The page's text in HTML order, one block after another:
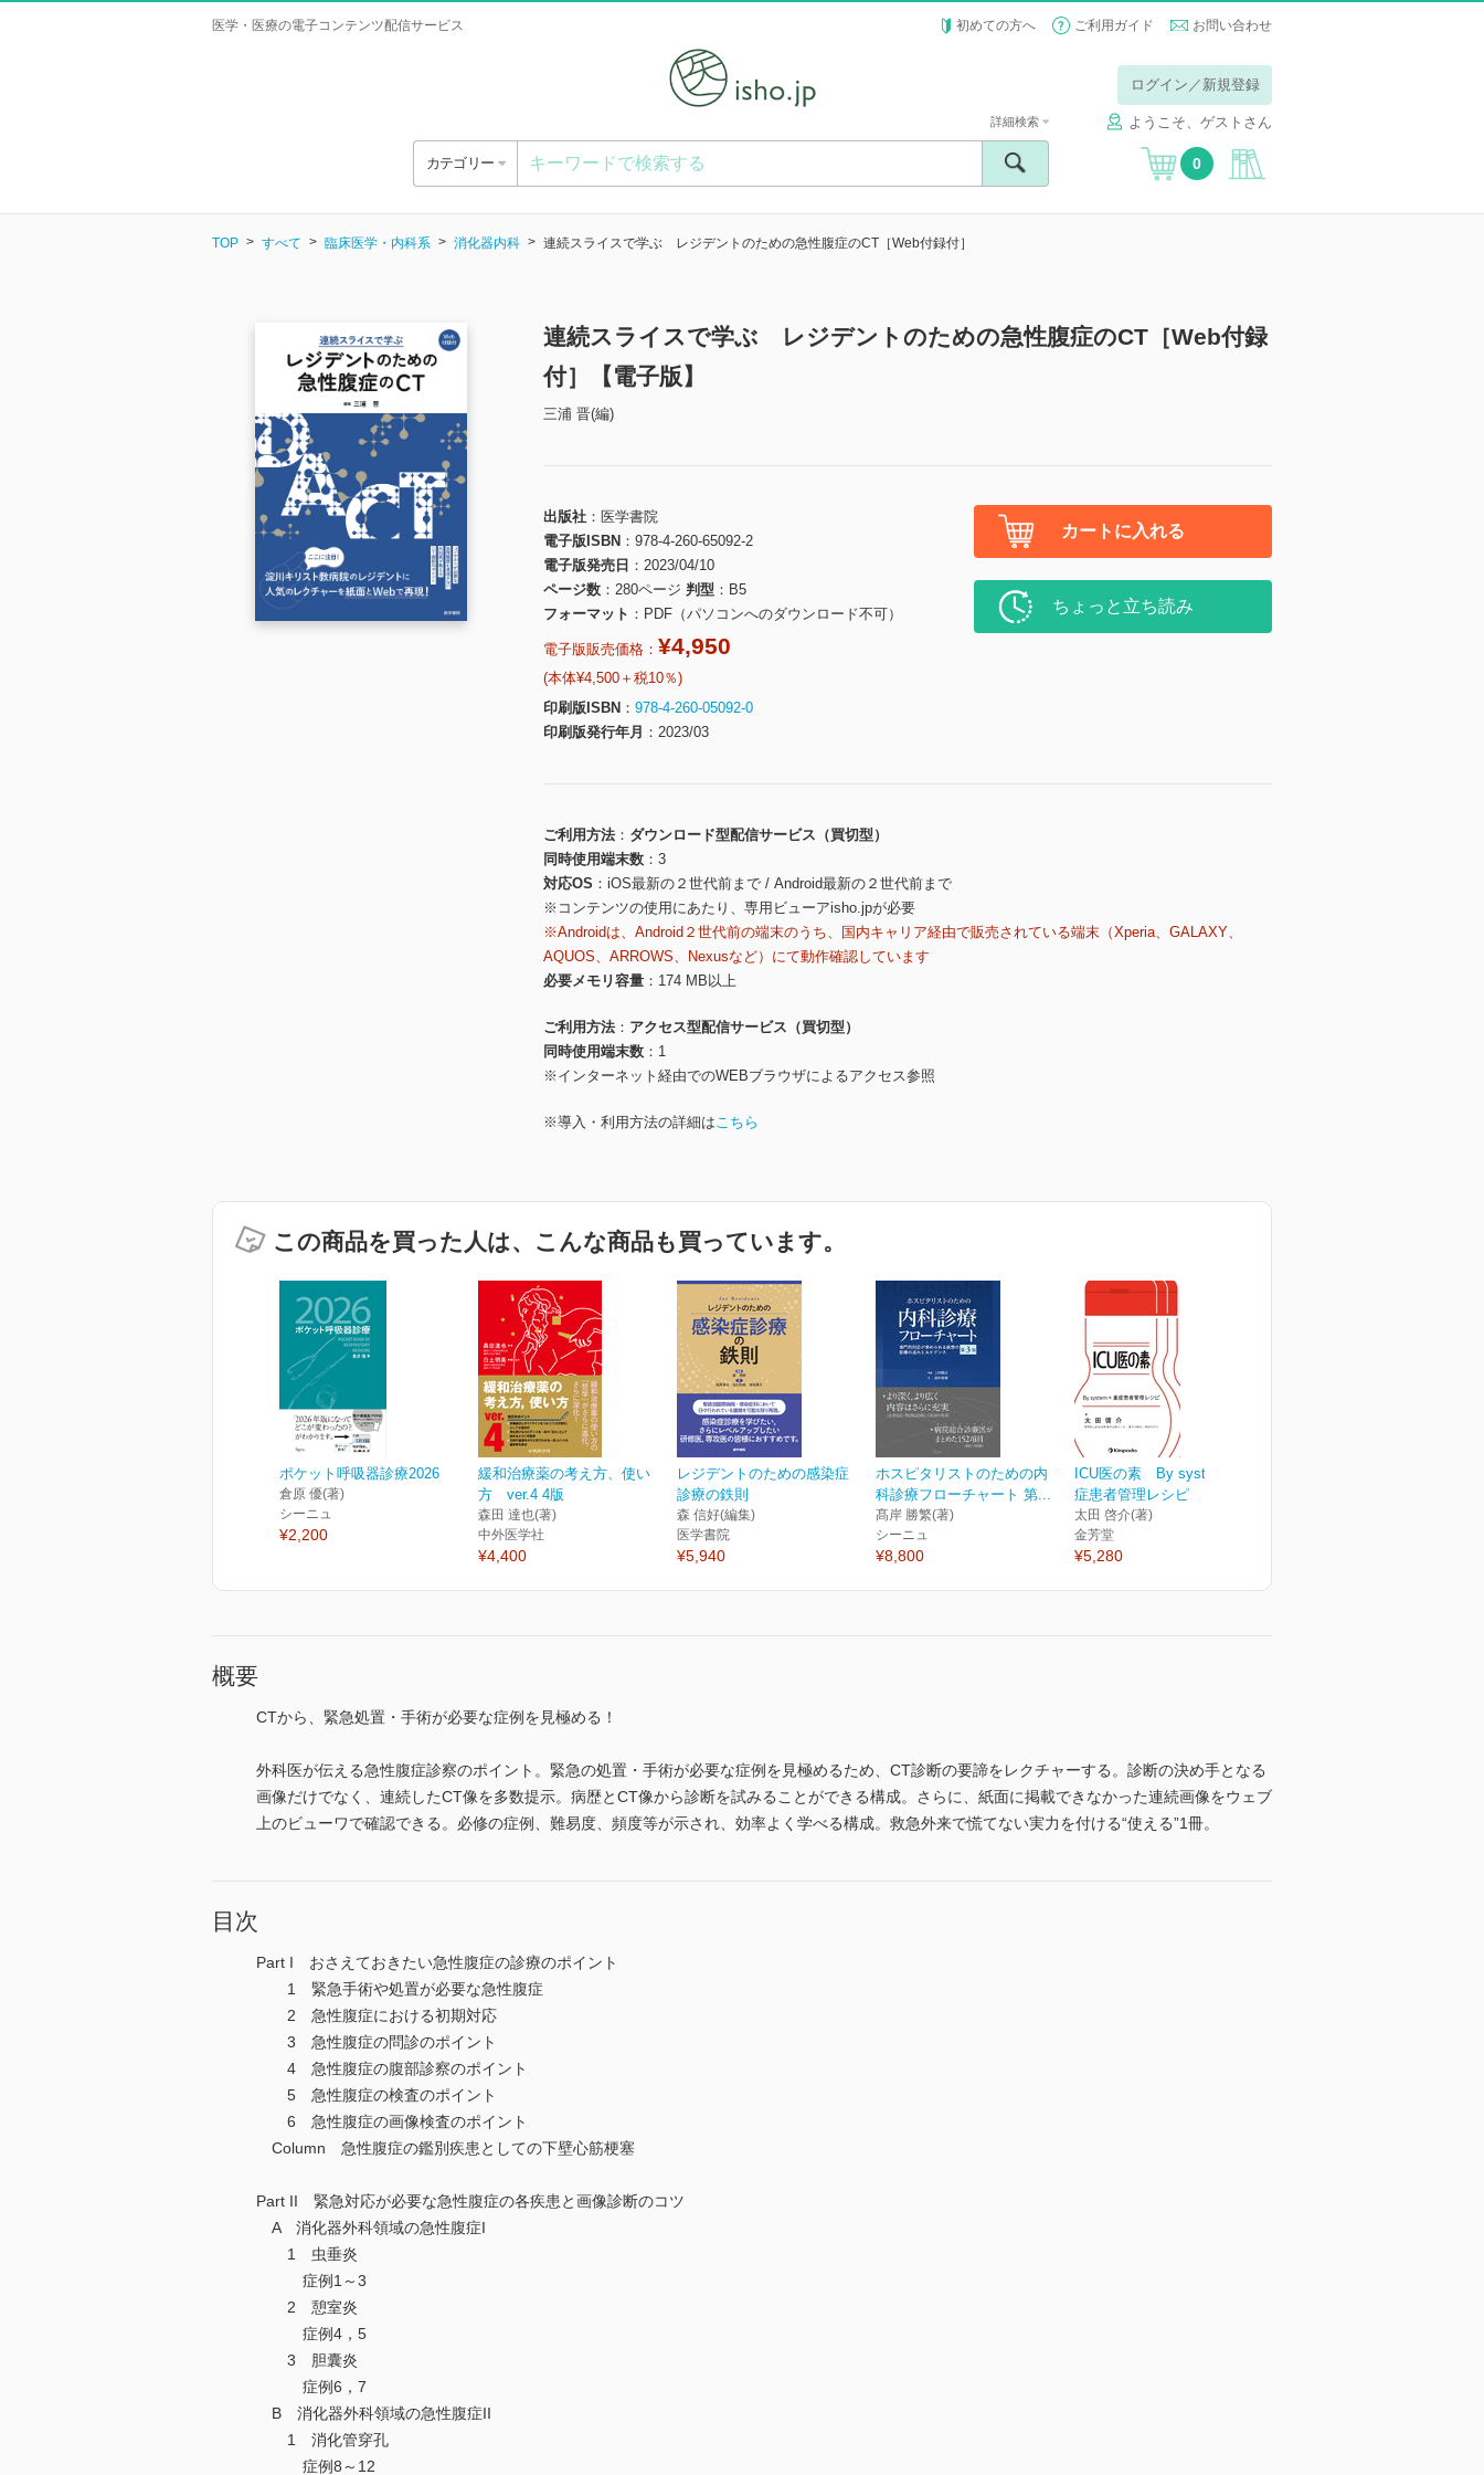
医学・医療の電子コンテンツ配信サービス 初めての方へ ご利用ガイド お問い合わせ
ログイン／新規登録
ようこそ、ゲストさん
カテゴリー
詳細検索
0
TOP すべて 臨床医学・内科系 消化器内科 連続スライスで学ぶ レジデントのための急性腹症のCT［Web付録付］
連続スライスで学ぶ レジデントのための急性腹症のCT［Web付録
付］【電子版】
三浦 晋(編)
出版社
医学書院
電子版ISBN
978-4-260-65092-2
電子版発売日
2023/04/10
ページ数
280ページ 判型
B5
フォーマット
PDF（パソコンへのダウンロード不可）
電子版販売価格： ¥4,950
(本体¥4,500＋税10％)
印刷版ISBN
978-4-260-05092-0
印刷版発行年月
2023/03
カートに入れる
ちょっと立ち読み
ご利用方法
ダウンロード型配信サービス（買切型）
同時使用端末数
3
対応OS
iOS最新の２世代前まで / Android最新の２世代前まで
※コンテンツの使用にあたり、専用ビューアisho.jpが必要
※Androidは、Android２世代前の端末のうち、国内キャリア経由で販売されている端末（Xperia、GALAXY、
AQUOS、ARROWS、Nexusなど）にて動作確認しています
必要メモリ容量
174 MB以上
ご利用方法
アクセス型配信サービス（買切型）
同時使用端末数
1
※インターネット経由でのWEBブラウザによるアクセス参照
※導入・利用方法の詳細はこちら
この商品を買った人は、こんな商品も買っています。
ポケット呼吸器診療2026
倉原 優(著)
シーニュ
¥2,200
緩和治療薬の考え方、使い
方 ver.4 4版
森田 達也(著)
中外医学社
¥4,400
レジデントのための感染症
診療の鉄則
森 信好(編集)
医学書院
¥5,940
ホスピタリストのための内
科診療フローチャート 第...
髙岸 勝繁(著)
シーニュ
¥8,800
ICU医の素 By system×重
症患者管理レシピ
太田 啓介(著)
金芳堂
¥5,280
概要
CTから、緊急処置・手術が必要な症例を見極める！
外科医が伝える急性腹症診察のポイント。緊急の処置・手術が必要な症例を見極めるため、CT診断の要諦をレクチャーする。診断の決め手となる
画像だけでなく、連続したCT像を多数提示。病歴とCT像から診断を試みることができる構成。さらに、紙面に掲載できなかった連続画像をウェブ
上のビューワで確認できる。必修の症例、難易度、頻度等が示され、効率よく学べる構成。救急外来で慌てない実力を付ける“使える”1冊。
目次
Part I おさえておきたい急性腹症の診療のポイント
1 緊急手術や処置が必要な急性腹症
2 急性腹症における初期対応
3 急性腹症の問診のポイント
4 急性腹症の腹部診察のポイント
5 急性腹症の検査のポイント
6 急性腹症の画像検査のポイント
Column 急性腹症の鑑別疾患としての下壁心筋梗塞
Part II 緊急対応が必要な急性腹症の各疾患と画像診断のコツ
A 消化器外科領域の急性腹症I
1 虫垂炎
症例1～3
2 憩室炎
症例4，5
3 胆囊炎
症例6，7
B 消化器外科領域の急性腹症II
1 消化管穿孔
症例8～12